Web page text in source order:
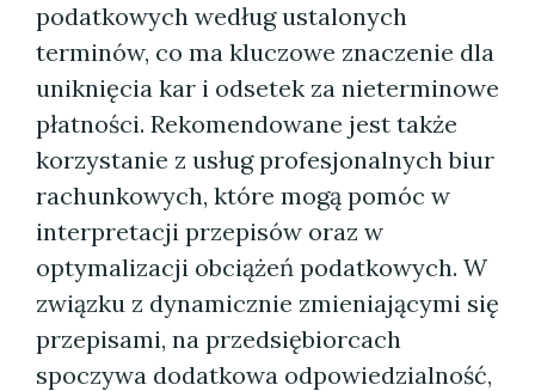
podatkowych według ustalonych
terminów, co ma kluczowe znaczenie dla
uniknięcia kar i odsetek za nieterminowe
płatności. Rekomendowane jest także
korzystanie z usług profesjonalnych biur
rachunkowych, które mogą pomóc w
interpretacji przepisów oraz w
optymalizacji obciążeń podatkowych. W
związku z dynamicznie zmieniającymi się
przepisami, na przedsiębiorcach
spoczywa dodatkowa odpowiedzialność,